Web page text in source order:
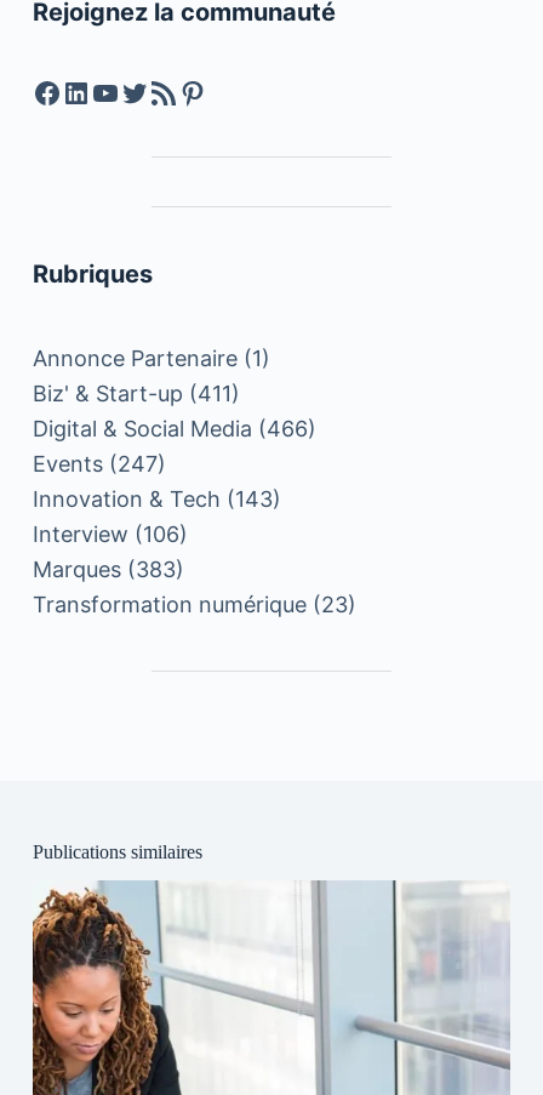
Rejoignez la communauté
Facebook
LinkedIn
YouTube
Twitter
Feed RSSPinterest
Rubriques
Annonce Partenaire(1)
Biz' & Start-up (411)
Digital & Social Media (466)
Events(247)
Innovation & Tech (143)
Interview (106)
Marques(383)
Transformation numérique(23)
Publications similaires